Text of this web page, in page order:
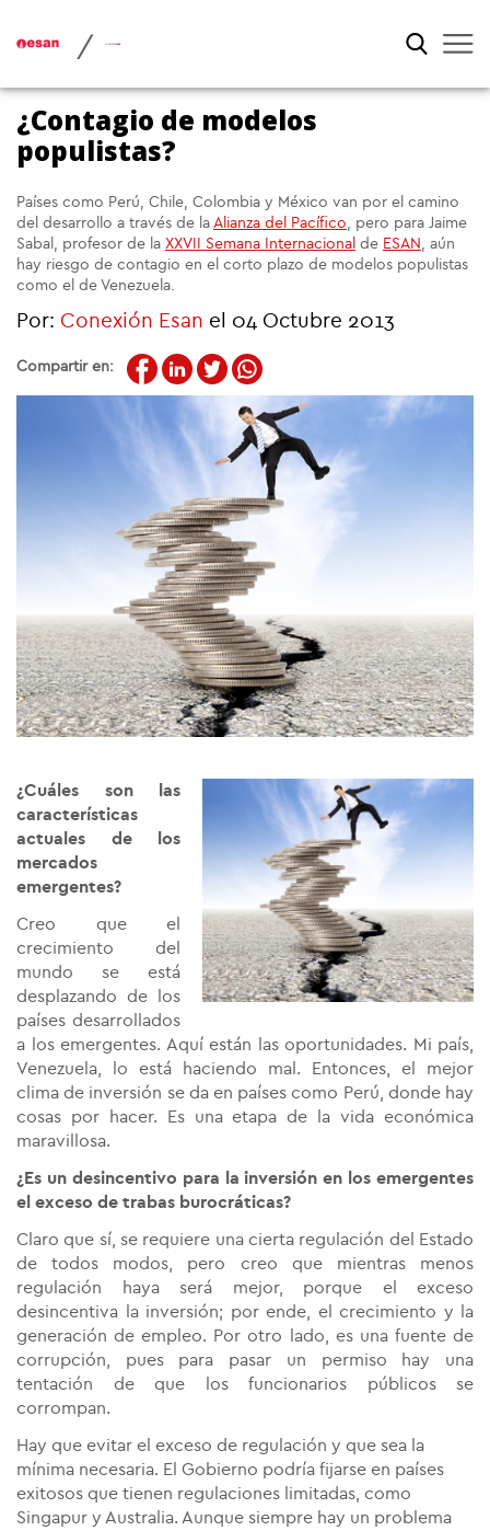
/
¿Contagio de modelos
populistas?
Países como Perú, Chile, Colombia y México van por el camino
del desarrollo a través de la Alianza del Pacífico, pero para Jaime
Sabal, profesor de la XXVII Semana Internacional de ESAN , aún
hay riesgo de contagio en el corto plazo de modelos populistas
como el de Venezuela.
Por: Conexión Esan el 04 Octubre 2013
Compartir en:
¿Cuáles son las
características
actuales de los
mercados
emergentes?
Creo que el
crecimiento del
mundo se está
desplazando de los
países desarrollados
a los emergentes. Aquí están las oportunidades. Mi país,
Venezuela, lo está haciendo mal. Entonces, el mejor
clima de inversión se da en países como Perú, donde hay
cosas por hacer. Es una etapa de la vida económica
maravillosa.
¿Es un desincentivo para la inversión en los emergentes
el exceso de trabas burocráticas?
Claro que sí, se requiere una cierta regulación del Estado
de todos modos, pero creo que mientras menos
regulación haya será mejor, porque el exceso
desincentiva la inversión; por ende, el crecimiento y la
generación de empleo. Por otro lado, es una fuente de
corrupción, pues para pasar un permiso hay una
tentación de que los funcionarios públicos se
corrompan.
Hay que evitar el exceso de regulación y que sea la
mínima necesaria. El Gobierno podría fijarse en países
exitosos que tienen regulaciones limitadas, como
Singapur y Australia. Aunque siempre hay un problema